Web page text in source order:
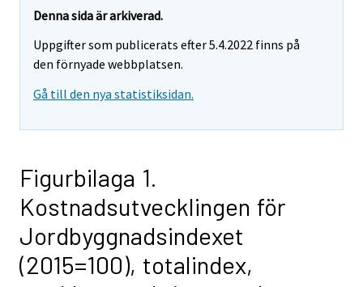
Denna sida är arkiverad.
Uppgifter som publicerats efter 5.4.2022 finns på
den förnyade webbplatsen.
Gå till den nya statistiksidan.
Figurbilaga 1.
Kostnadsutvecklingen för
Jordbyggnadsindexet
(2015=100), totalindex,